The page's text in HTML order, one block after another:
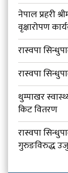
नेपाल प्रहरी
वृक्षारोपण
रास्वपा
रास्वपा
थुम्पाखर
किट वितरण
रास्वपा
गुरुङविरुद्ध